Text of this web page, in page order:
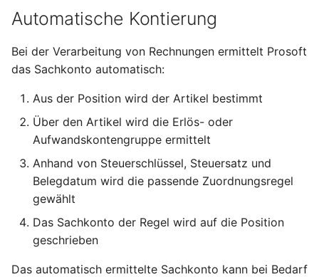
Automatische Kontierung
Bei der Verarbeitung von Rechnungen ermittelt Prosoft
das Sachkonto automatisch:
Aus der Position wird der Artikel bestimmt
Über den Artikel wird die Erlös- oder
Aufwandskontengruppe ermittelt
Anhand von Steuerschlüssel, Steuersatz und
Belegdatum wird die passende Zuordnungsregel
gewählt
Das Sachkonto der Regel wird auf die Position
geschrieben
Das automatisch ermittelte Sachkonto kann bei Bedarf